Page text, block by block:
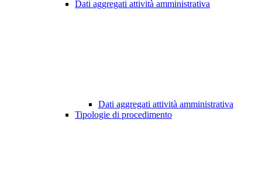
Dati aggregati attività amministrativa
Dati aggregati attività amministrativa
Tipologie di procedimento